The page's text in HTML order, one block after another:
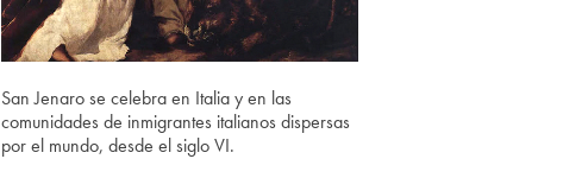
San Jenaro se celebra en Italia y en las
comunidades de inmigrantes italianos dispersas
por el mundo, desde el siglo VI.